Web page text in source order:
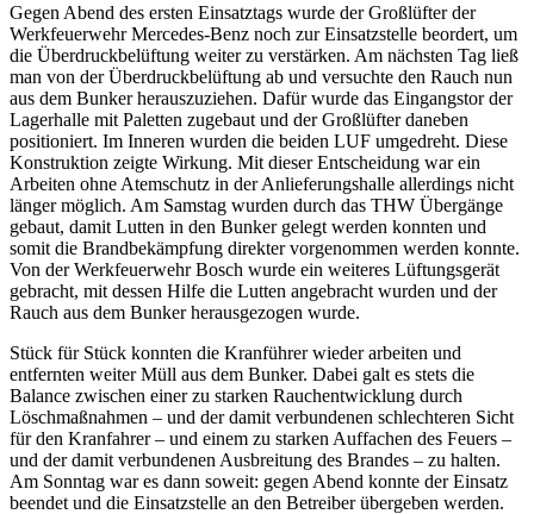
Gegen Abend des ersten Einsatztags wurde der Großlüfter der
Werkfeuerwehr Mercedes-Benz noch zur Einsatzstelle beordert, um
die Überdruckbelüftung weiter zu verstärken. Am nächsten Tag ließ
man von der Überdruckbelüftung ab und versuchte den Rauch nun
aus dem Bunker herauszuziehen. Dafür wurde das Eingangstor der
Lagerhalle mit Paletten zugebaut und der Großlüfter daneben
positioniert. Im Inneren wurden die beiden LUF umgedreht. Diese
Konstruktion zeigte Wirkung. Mit dieser Entscheidung war ein
Arbeiten ohne Atemschutz in der Anlieferungshalle allerdings nicht
länger möglich. Am Samstag wurden durch das THW Übergänge
gebaut, damit Lutten in den Bunker gelegt werden konnten und
somit die Brandbekämpfung direkter vorgenommen werden konnte.
Von der Werkfeuerwehr Bosch wurde ein weiteres Lüftungsgerät
gebracht, mit dessen Hilfe die Lutten angebracht wurden und der
Rauch aus dem Bunker herausgezogen wurde.
Stück für Stück konnten die Kranführer wieder arbeiten und
entfernten weiter Müll aus dem Bunker. Dabei galt es stets die
Balance zwischen einer zu starken Rauchentwicklung durch
Löschmaßnahmen – und der damit verbundenen schlechteren Sicht
für den Kranfahrer – und einem zu starken Auffachen des Feuers –
und der damit verbundenen Ausbreitung des Brandes – zu halten.
Am Sonntag war es dann soweit: gegen Abend konnte der Einsatz
beendet und die Einsatzstelle an den Betreiber übergeben werden.